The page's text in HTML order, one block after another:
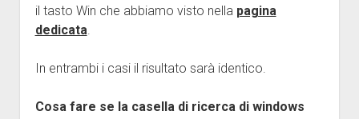
il tasto Win che abbiamo visto nella pagina
dedicata.
In entrambi i casi il risultato sarà identico.
Cosa fare se la casella di ricerca di windows